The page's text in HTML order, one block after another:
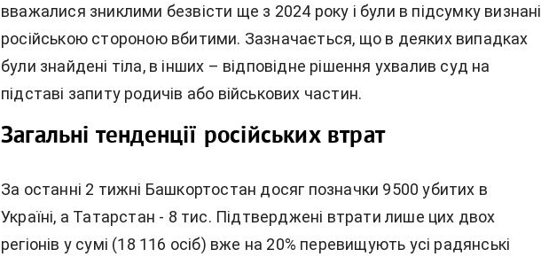
вважалися зниклими безвісти ще з 2024 року і були в підсумку визнані
російською стороною вбитими. Зазначається, що в деяких випадках
були знайдені тіла, в інших – відповідне рішення ухвалив суд на
підставі запиту родичів або військових частин.
Загальні тенденції російських втрат
За останні 2 тижні Башкортостан досяг позначки 9500 убитих в
Україні, а Татарстан - 8 тис. Підтверджені втрати лише цих двох
регіонів у сумі (18 116 осіб) вже на 20% перевищують усі радянські